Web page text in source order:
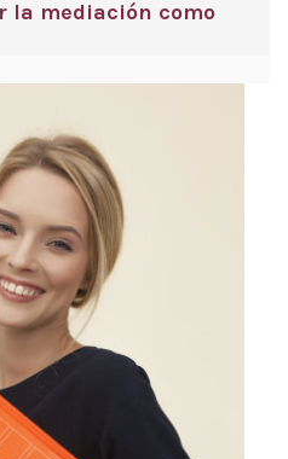
la mediación como